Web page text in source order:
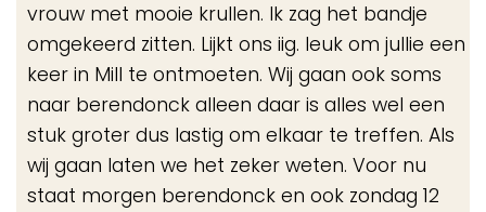
vrouw met mooie krullen. Ik zag het bandje
omgekeerd zitten. Lijkt ons iig. leuk om jullie een
keer in Mill te ontmoeten. Wij gaan ook soms
naar berendonck alleen daar is alles wel een
stuk groter dus lastig om elkaar te treffen. Als
wij gaan laten we het zeker weten. Voor nu
staat morgen berendonck en ook zondag 12